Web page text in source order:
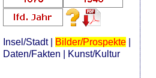
Insel/Stadt| Bilder/Prospekte|
Daten/Fakten
Kunst/Kultur